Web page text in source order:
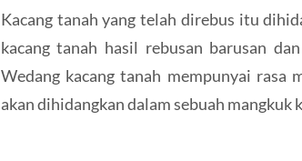
Kacang tanah yang telah direbus itu
kacang tanah hasil rebusan barusan
Wedang kacang tanah mempunyai
akan dihidangkan dalam sebuah mangkuk